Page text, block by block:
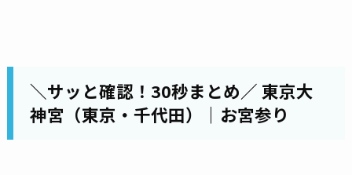
＼サッと確認！30秒まとめ／ 東京大
神宮（東京・千代田）｜お宮参り